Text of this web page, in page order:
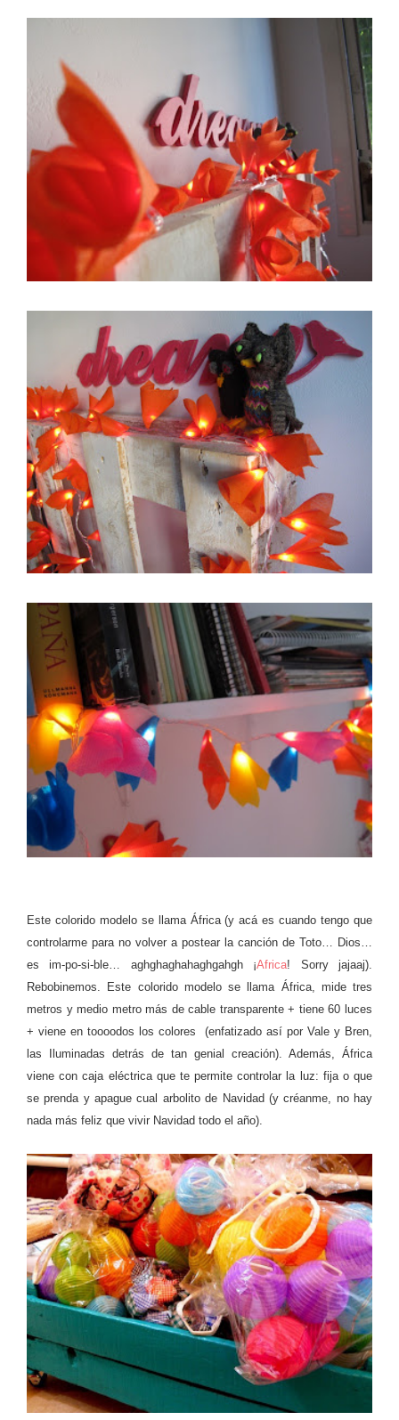
Este colorido modelo se llama África (y acá es cuando tengo que
controlarme para no volver a postear la canción de Toto… Dios…
es im-po-si-ble… aghghaghahaghgahgh ¡Africa! Sorry jajaaj).
Rebobinemos. Este colorido modelo se llama África, mide tres
metros y medio metro más de cable transparente + tiene 60 luces
+ viene en toooodos los colores (enfatizado así por Vale y Bren,
las Iluminadas detrás de tan genial creación). Además, África
viene con caja eléctrica que te permite controlar la luz: fija o que
se prenda y apague cual arbolito de Navidad (y créanme, no hay
nada más feliz que vivir Navidad todo el año).